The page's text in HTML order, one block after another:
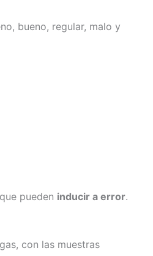
bueno, regular, malo y
pueden inducir a error.
con las muestras